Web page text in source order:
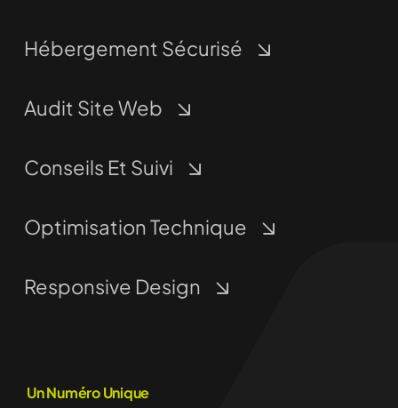
Hébergement Sécurisé
Audit Site Web
Conseils Et Suivi
Optimisation Technique
Responsive Design
Un Numéro Unique